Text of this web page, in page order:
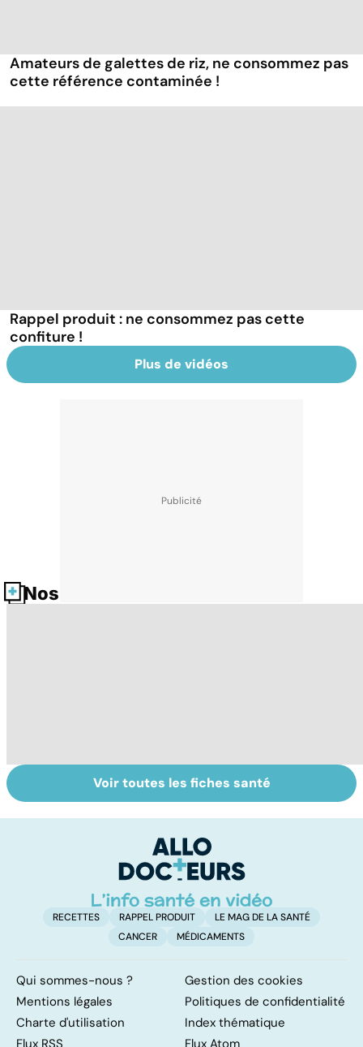
Amateurs de galettes de riz, ne consommez pas
cette référence contaminée !
Rappel produit : ne consommez pas cette
confiture !
Plus de vidéos
Nos fiches santé
Automutilation :
des ados en
Tout savoir sur
les infections
Voir toutes les fiches santé
RECETTES RAPPEL PRODUIT
LE MAG DE LA SANTÉ
CANCER
MÉDICAMENTS
Qui sommes-nous ?
Gestion des cookies
Mentions légales
Politiques de confidentialité
Charte d'utilisation
Index thématique